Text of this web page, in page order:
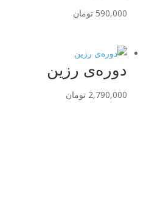
590,000 تومان
دوره‌ی رزین
2,790,000 تومان